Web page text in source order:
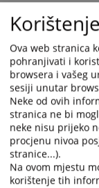
Ova web stranica
pohranjivati i
browsera i vašeg
sesiji unutar
Neke od ovih
stranica ne bi
neke nisu prijeko
procjenu nivoa
stranice...).
Na ovom mjestu
korištenje tih